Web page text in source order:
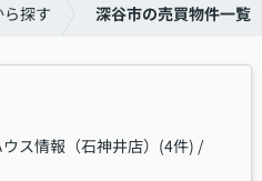
ら探す 深谷市の売買物件一覧
ス情報（石神井店）(4件)